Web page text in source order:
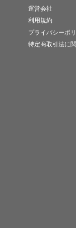
運営会社
利用規約
プライバシーポ
特定商取引法に